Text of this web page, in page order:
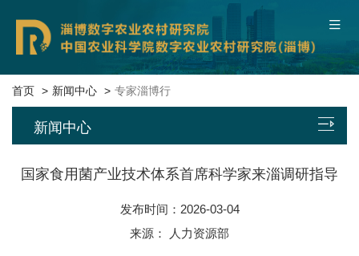
中国农业科学院
本院概况
新闻中心
平台基地
首页 新闻中心 专家淄博行
新闻中心
国家食用菌产业技术体系首席科学家来淄调研指导
发布时间：2026-03-04
来源： 人力资源部